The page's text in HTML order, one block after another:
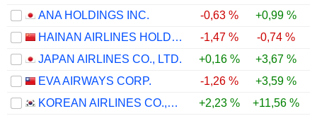
ANA HOLDINGS INC.
-0,63 % +0,99 %
HAINAN AIRLINES HOLDING CO., LTD.
-1,47 % -0,74 %
JAPAN AIRLINES CO., LTD.
+0,16 % +3,67 %
EVA AIRWAYS CORP.
-1,26 % +3,59 %
KOREAN AIRLINES CO.,LTD.
+2,23 % +11,56 %